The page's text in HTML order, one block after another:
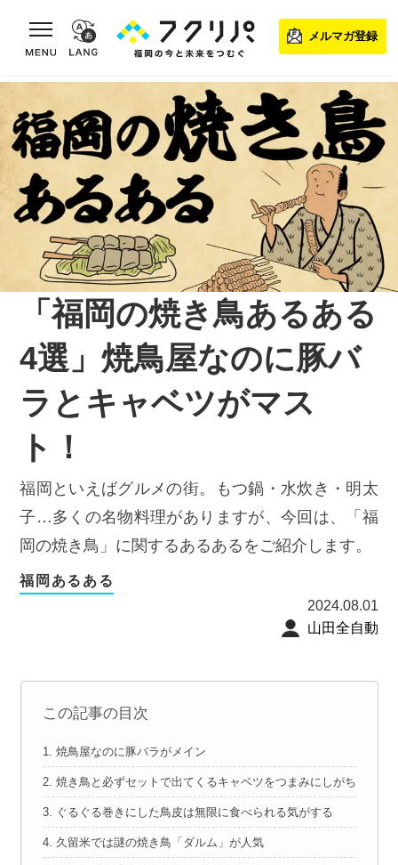
toggle navigation
メルマガ登録
「福岡の焼き鳥あるある
4選」焼鳥屋なのに豚バ
ラとキャベツがマス
ト！
福岡といえばグルメの街。もつ鍋・水炊き・明太
子…多くの名物料理がありますが、今回は、「福
岡の焼き鳥」に関するあるあるをご紹介します。
福岡あるある
2024.08.01
山田全自動
この記事の目次
1. 焼鳥屋なのに豚バラがメイン
2. 焼き鳥と必ずセットで出てくるキャベツをつまみにしがち
3. ぐるぐる巻きにした鳥皮は無限に食べられる気がする
4. 久留米では謎の焼き鳥「ダルム」が人気